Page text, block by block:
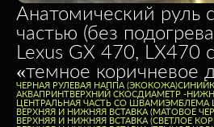
Анатомический руль
частью (без
Lexus GX 470, LX470
«темное коричневое
ЧЕРНАЯ РУЛЕВАЯ НАППА (ЭКОКОЖА)CИНИЙ
АКВАПРИНТВЕРХНИЙ СКОСДИАМЕТР -
ЦЕНТРАЛЬНАЯ ЧАСТЬ СО ШВАМИЭМБЛЕМА
ВЕРХНЯЯ И НИЖНЯЯ ВСТАВКА (МАТОВОЕ
ВЕРХНЯЯ И НИЖНЯЯ ВСТАВКА (СВЕТЛОЕ